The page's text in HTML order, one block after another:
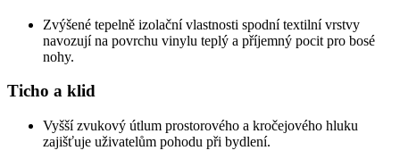
Zvýšené tepelně izolační vlastnosti spodní textilní vrstvy
navozují na povrchu vinylu teplý a příjemný pocit pro bosé
nohy.
Ticho a klid
Vyšší zvukový útlum prostorového a kročejového hluku
zajišťuje uživatelům pohodu při bydlení.